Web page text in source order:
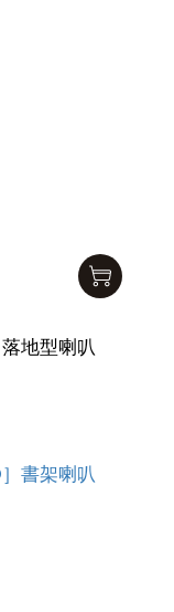
地型喇叭